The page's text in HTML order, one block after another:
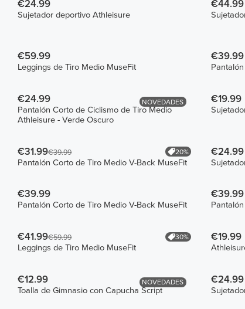
€24.99
Sujetador deportivo Athleisure
€44.99
€59.99
Leggings de Tiro Medio MuseFit
€39.99
NOVEDADES
€24.99
Pantalón Corto de Ciclismo de Tiro Medio
Athleisure - Verde Oscuro
€19.99
€31.99€39.99 20%
Pantalón Corto de Tiro Medio V-Back MuseFit
€24.99
€39.99
Pantalón Corto de Tiro Medio V-Back MuseFit
€39.99
€41.99€59.99 30%
Leggings de Tiro Medio MuseFit
€19.99
NOVEDADES
€12.99
Toalla de Gimnasio con Capucha Script
€24.99